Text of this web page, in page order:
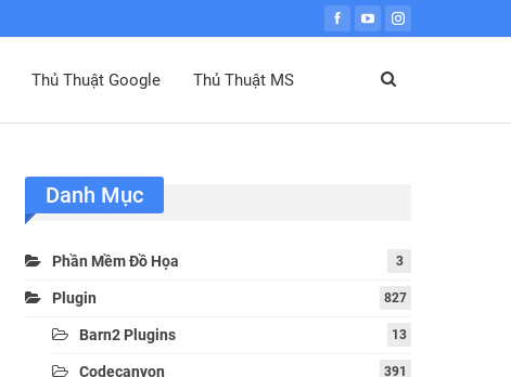
Thủ Thuật Google Thủ Thuật MS
Danh Mục
Phần Mềm Đồ Họa 3
Plugin 827
Barn2 Plugins 13
Codecanyon 391